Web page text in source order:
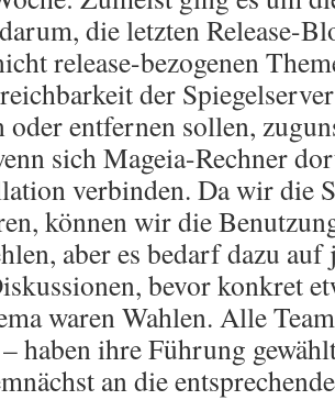
die letzten Release-
release-bezogenen
der
oder entfernen sollen,
sich Mageia-Rechner
verbinden. Da wir die
können wir die
aber es bedarf dazu auf
bevor konkret
waren Wahlen. Alle
haben ihre Führung
an die